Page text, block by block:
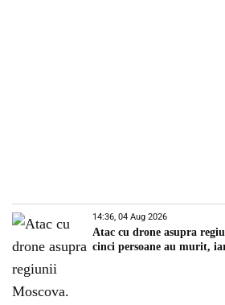
14:36, 04 Aug 2026
Atac cu drone asupra
cinci persoane au murit,